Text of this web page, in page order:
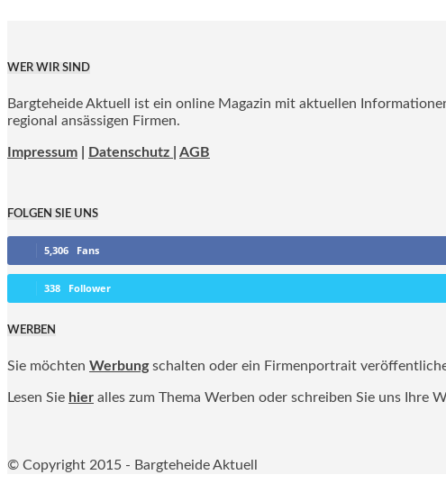
WER WIR SIND
Bargteheide Aktuell ist ein online Magazin mit aktuellen
regional ansässigen Firmen.
Impressum Datenschutz | AGB
FOLGEN SIE UNS
5,306 Fans
338 Follower
WERBEN
Sie möchten Werbung schalten oder ein Firmenportrait
Lesen Sie hier alles zum Thema Werben oder schreiben Sie uns Ihre
© Copyright 2015 - Bargteheide Aktuell